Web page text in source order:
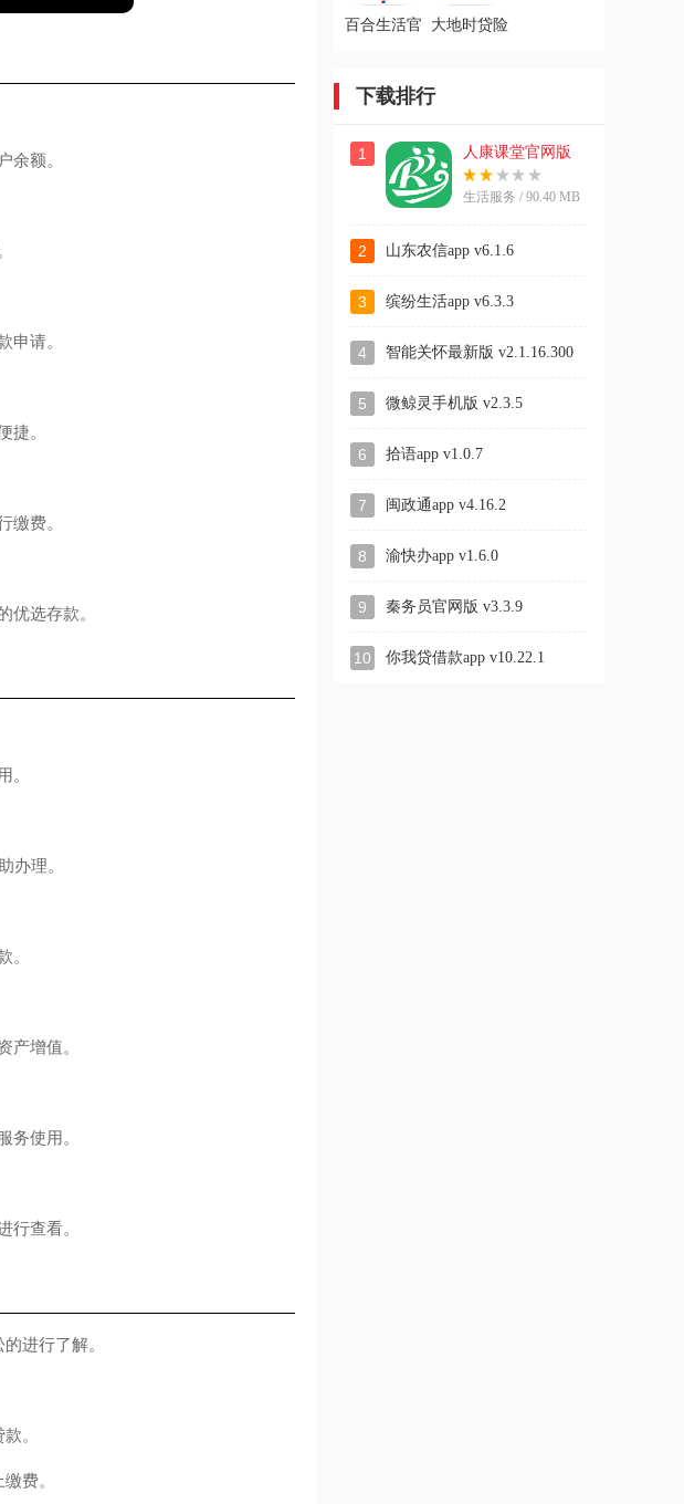
额。
请。
捷。
缴费。
选存款。
。
办理。
。
增值。
使用。
查看。
进行了解。
。
费。
百合生活官
大地时贷险
下载排行
1 人康课堂官网版
生活服务 / 90.40 MB
2 山东农信app v6.1.6
3 缤纷生活app v6.3.3
4 智能关怀最新版 v2.1.16.300
5 微鲸灵手机版 v2.3.5
6 拾语app v1.0.7
7 闽政通app v4.16.2
8 渝快办app v1.6.0
9 秦务员官网版 v3.3.9
10 你我贷借款app v10.22.1